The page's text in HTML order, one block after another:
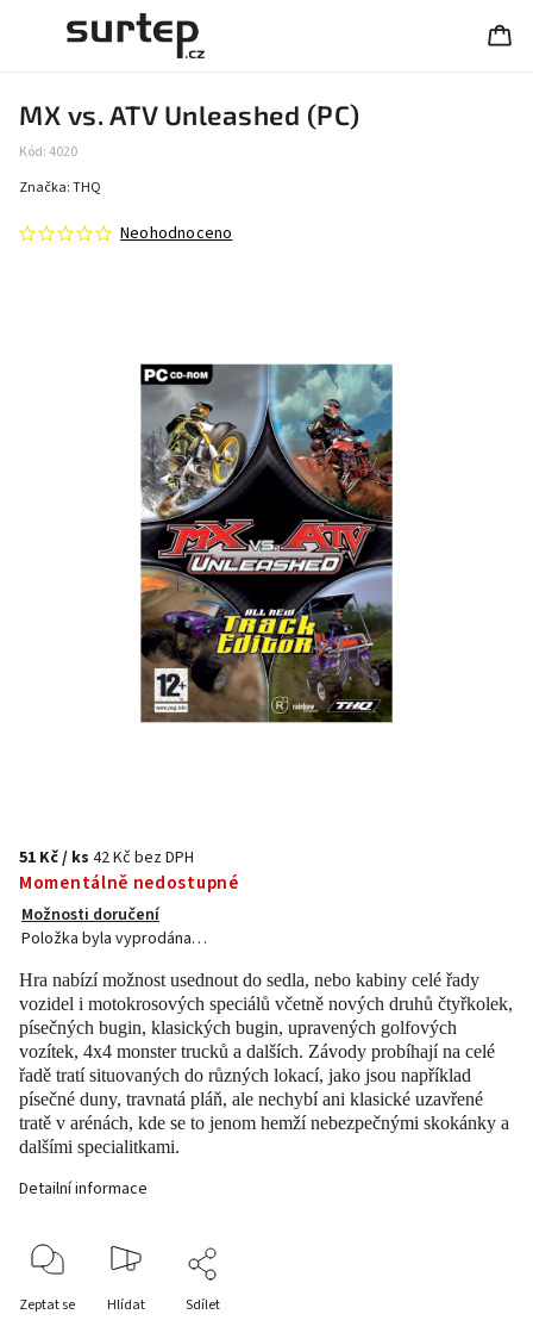
MX vs. ATV Unleashed (PC)
Kód:4020
Neohodnoceno
Značka:THQ
51 Kč/ ks 42 Kč bez DPH
Momentálně nedostupné
Možnosti doručení
Položka byla vyprodána…
Hra nabízí možnost usednout do sedla, nebo kabiny celé řady
vozidel i motokrosových speciálů včetně nových druhů čtyřkolek,
písečných bugin, klasických bugin, upravených golfových
vozítek, 4x4 monster trucků a dalších. Závody probíhají na celé
řadě tratí situovaných do různých lokací, jako jsou například
písečné duny, travnatá pláň, ale nechybí ani klasické uzavřené
tratě v arénách, kde se to jenom hemží nebezpečnými skokánky a
dalšími specialitkami.
Detailní informace
Zeptat se Hlídat Sdílet